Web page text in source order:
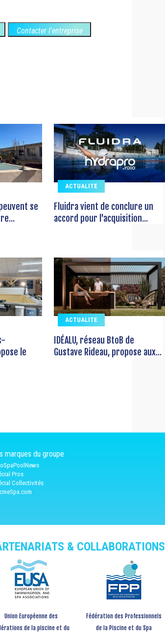
Contacter l'entreprise
se
ACTUALITE
Fluidra vient de conclure un
accord pour l'acquisition...
le
ACTUALITE
IDÉALU, réseau BtoB de
Gustave Rideau, propose aux...
marques du groupe
Pros
Collectivités
& COLLABORATIONS
Union Européenne des
de la piscine et du
Fédération des Professionnels
de la Piscine et du Spa